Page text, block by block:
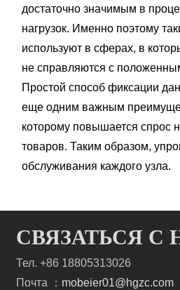
достаточно значимым в
нагрузок. Именно поэтому
используют в сферах, в
не справляются с
Простой способ фиксации
еще одним важным
которому повышается спрос
товаров. Таким образом,
обслуживания каждого узла.
СВЯЗАТЬСЯ С
Тел. +86 18805313026
Почта ： mobeier01@hgzc.com